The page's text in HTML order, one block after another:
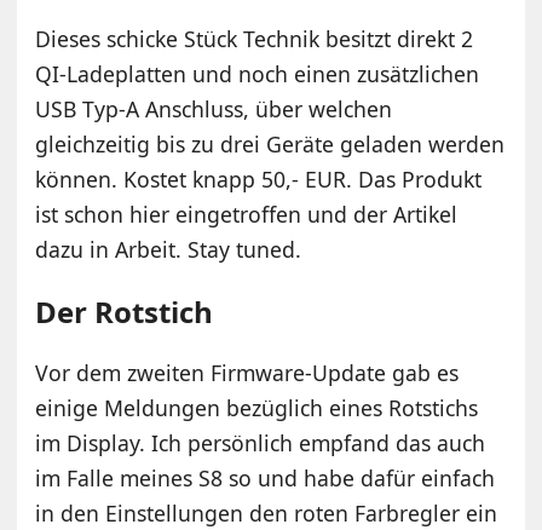
Dieses schicke Stück Technik besitzt direkt 2
QI-Ladeplatten und noch einen zusätzlichen
USB Typ-A Anschluss, über welchen
gleichzeitig bis zu drei Geräte geladen werden
können. Kostet knapp 50,- EUR. Das Produkt
ist schon hier eingetroffen und der Artikel
dazu in Arbeit. Stay tuned.
Der Rotstich
Vor dem zweiten Firmware-Update gab es
einige Meldungen bezüglich eines Rotstichs
im Display. Ich persönlich empfand das auch
im Falle meines S8 so und habe dafür einfach
in den Einstellungen den roten Farbregler ein